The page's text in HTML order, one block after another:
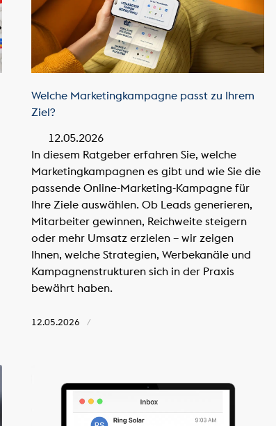
Welche Marketingkampagne passt zu Ihrem
Ziel?
12.05.2026
In diesem Ratgeber erfahren Sie, welche
Marketingkampagnen es gibt und wie Sie die
passende Online-Marketing-Kampagne für
Ihre Ziele auswählen. Ob Leads generieren,
Mitarbeiter gewinnen, Reichweite steigern
oder mehr Umsatz erzielen – wir zeigen
Ihnen, welche Strategien, Werbekanäle und
Kampagnenstrukturen sich in der Praxis
bewährt haben.
12.05.2026 /